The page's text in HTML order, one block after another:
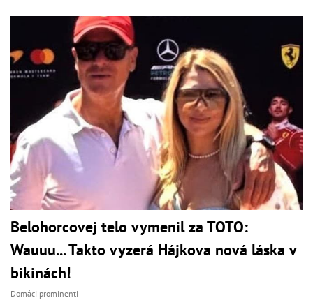
Belohorcovej telo vymenil za TOTO:
Wauuu... Takto vyzerá Hájkova nová láska v
bikinách!
Domáci prominenti